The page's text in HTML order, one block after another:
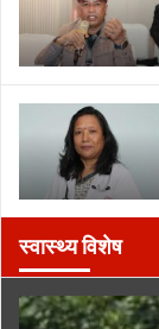
स्वास्थ्य विशेष